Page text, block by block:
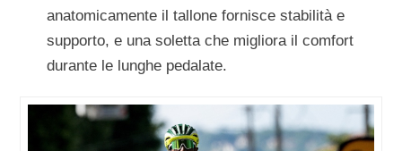
anatomicamente il tallone fornisce stabilità e
supporto, e una soletta che migliora il comfort
durante le lunghe pedalate.